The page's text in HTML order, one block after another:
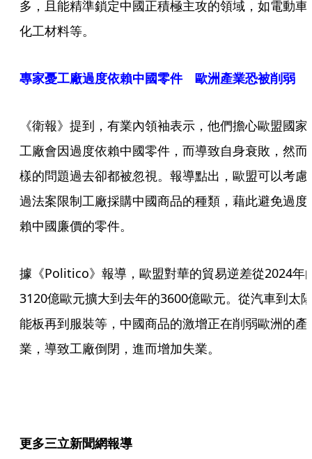
多，且能精準鎖定中國正積極主攻的領域，如電動車
化工材料等。
專家憂工廠過度依賴中國零件 歐洲產業恐被削弱
《衛報》提到，有業內領袖表示，他們擔心歐盟國家
工廠會因過度依賴中國零件，而導致自身衰敗，然而
樣的問題過去卻都被忽視。報導點出，歐盟可以考慮
過法案限制工廠採購中國商品的種類，藉此避免過度
賴中國廉價的零件。
據《Politico》報導，歐盟對華的貿易逆差從2024年
3120億歐元擴大到去年的3600億歐元。從汽車到太
能板再到服裝等，中國商品的激增正在削弱歐洲的產
業，導致工廠倒閉，進而增加失業。
更多三立新聞網報導